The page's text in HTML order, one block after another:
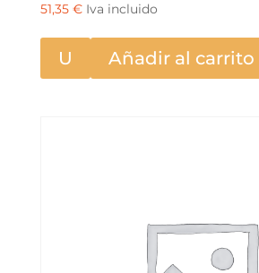
51,35 € Iva incluido
U Añadir al carrito